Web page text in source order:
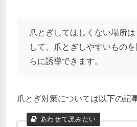
爪とぎしてほしくない場所
して、爪とぎしやすいもの
らに誘導できます。
爪とぎ対策については以下の記